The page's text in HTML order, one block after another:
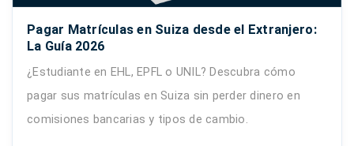
Pagar Matrículas en Suiza desde el Extranjero:
La Guía 2026
¿Estudiante en EHL, EPFL o UNIL? Descubra cómo
pagar sus matrículas en Suiza sin perder dinero en
comisiones bancarias y tipos de cambio.